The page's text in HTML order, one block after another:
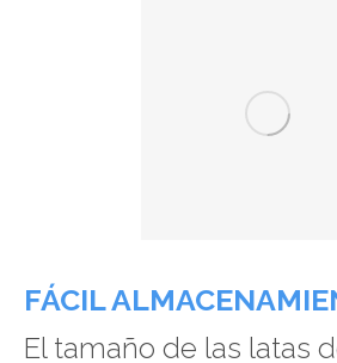
FÁCIL
El tamaño de las latas